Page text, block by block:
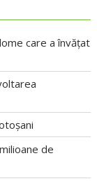
care a învățat
de